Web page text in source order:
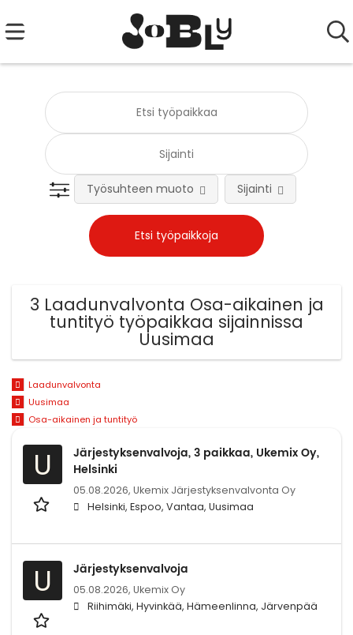
Työsuhteen muoto Sijainti
3 Laadunvalvonta Osa-aikainen ja
tuntityö työpaikkaa sijainnissa
Uusimaa
Laadunvalvonta
Uusimaa
Osa-aikainen ja tuntityö
U
Järjestyksenvalvoja, 3 paikkaa, Ukemix Oy,
Helsinki
05.08.2026, Ukemix Järjestyksenvalvonta Oy
Helsinki, Espoo, Vantaa, Uusimaa
U Järjestyksenvalvoja
05.08.2026, Ukemix Oy
Riihimäki, Hyvinkää, Hämeenlinna, Järvenpää